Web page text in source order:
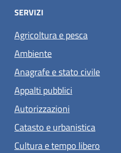
SERVIZI
Agricoltura e pesca
Ambiente
Anagrafe e stato civile
Appalti pubblici
Autorizzazioni
Catasto e urbanistica
Cultura e tempo libero